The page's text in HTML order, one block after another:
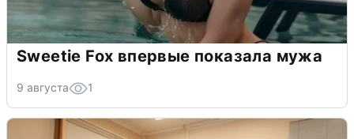
Sweetie Fox впервые показала мужа
9 августа 1